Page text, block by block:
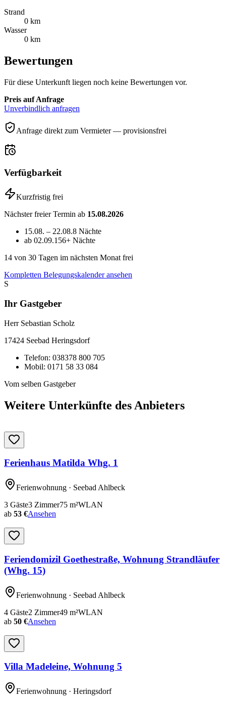
Strand
0 km
Wasser
0 km
Bewertungen
Für diese Unterkunft liegen noch keine Bewertungen vor.
Preis auf Anfrage
Unverbindlich anfragen
Anfrage direkt zum Vermieter — provisionsfrei
Verfügbarkeit
Kurzfristig frei
Nächster freier Termin ab 15.08.2026
15.08. – 22.08.8 Nächte
ab 02.09.156+ Nächte
14 von 30 Tagen im nächsten Monat frei
Kompletten Belegungskalender ansehen
S
Ihr Gastgeber
Herr Sebastian Scholz
17424 Seebad Heringsdorf
Telefon: 038378 800 705
Mobil: 0171 58 33 084
Vom selben Gastgeber
Weitere Unterkünfte des Anbieters
Ferienhaus Matilda Whg. 1
Ferienwohnung · Seebad Ahlbeck
3 Gäste3 Zimmer75 m²WLAN
ab 53 €Ansehen
Feriendomizil Goethestraße, Wohnung Strandläufer
(Whg. 15)
Ferienwohnung · Seebad Ahlbeck
4 Gäste2 Zimmer49 m²WLAN
ab 50 €Ansehen
Villa Madeleine, Wohnung 5
Ferienwohnung · Heringsdorf